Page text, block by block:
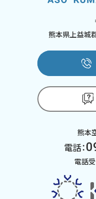
熊本県上益城
熊本
電話：
電話